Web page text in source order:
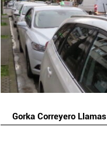
Gorka Correyero Llamas